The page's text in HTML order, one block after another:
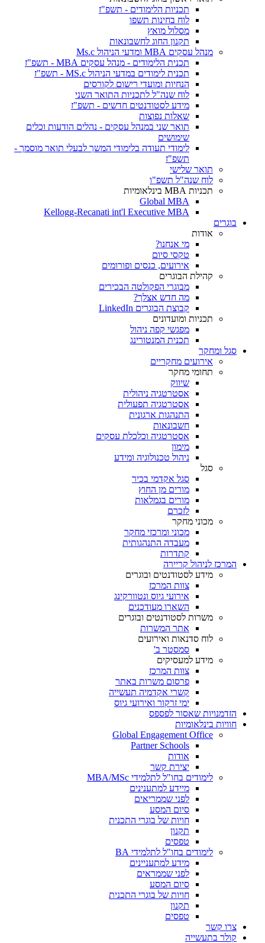
תכניות הלימודים - תשפ"ז
לוח בחינות תשפו
מסלול מואץ
תקנון החוג לחשבונאות
מנהל עסקים MBA ומדעי הניהול Ms.c
תכנית הלימודים - מנהל עסקים MBA - תשפ"ז
תכנית לימודים במדעי הניהול MS.c - תשפ"ז
הנחיות ומועדי רישום לקורסים
לוח שנה"ל לתכניות התואר השני
מידע לסטודנטים חדשים - תשפ"ז
שאלות נפוצות
תואר שני במנהל עסקים - נהלים הודעות וכלים
שימושים
לימודי תעודה בלימודי המשך לבעלי תואר מוסמך -
תשפ"ז
תואר שלישי
לוח שנה"ל תשפ"ו
תכניות MBA בינלאומיות
Global MBA
Kellogg-Recanati int'l Executive MBA
בוגרים
אודות
מי אנחנו?
טקסי סיום
אירועים, כנסים ופורומים
קהילת הבוגרים
מבוגרי הפקולטה הבכירים
מה חדש אצלך?
קבוצת הבוגרים LinkedIn
תכניות ומועדונים
מפגשי קפה ניהול
תכנית המנטורינג
סגל ומחקר
אירועים מחקריים
תחומי מחקר
שיווק
אסטרטגיה ניהולית
אסטרטגיה תפעולית
התנהגות ארגונית
חשבונאות
אסטרטגיה וכלכלת עסקים
מימון
ניהול טכנולוגיה ומידע
סגל
סגל אקדמי בכיר
מורים מן החוץ
מורים בגמלאות
לזכרם
מכוני מחקר
מכוני ומרכזי מחקר
מעבדה התנהגותית
קתדרות
המרכז לניהול קריירה
מידע לסטודנטים ובוגרים
צוות המרכז
אירועי גיוס ונטוורקינג
השארו מעודכנים
משרות לסטודנטים ובוגרים
אתר המשרות
לוח סדנאות ואירועים
סמסטר ב'
מידע למעסיקים
צוות המרכז
פרסום משרות באתר
קשרי אקדמיה תעשייה
ימי זרקור ואירועי גיוס
הזדמנויות שאסור לפספס
חוויות בינלאומיות
Global Engagement Office
Partner Schools
אודות
יצירת קשר
לימודים בחו"ל לתלמידי MBA/MSc
מיידע למתענינים
לפני שממריאים
סיום המסע
חויות של בוגרי התכנית
תקנון
טפסים
לימודים בחו"ל לתלמידי BA
מידע למתעניינים
לפני שממראים
סיום המסע
חויות של בוגרי התכנית
תקנון
טפסים
צרו קשר
קולר בתעשייה